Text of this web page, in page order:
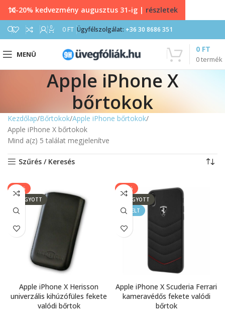
0 0 FT Ügyfélszolgálat: +36 30 8686 351
MENÜ
0termék
0 FT
Apple iPhone X
bőrtokok
Kezdőlap Bőrtokok Apple iPhone bőrtokok
Apple iPhone X bőrtokok
Mind a(z) 5 találat megjelenítve
Szűrés / Keresés
-14%
ELFOGYOTT
Apple iPhone X Herisson
univerzális kihúzófüles fekete
valódi bőrtok
-17%
ELFOGYOTT
KIEMELT
Apple iPhone X Scuderia Ferrari
kameravédős fekete valódi
bőrtok
10-20% kedvezmény augusztus 31-ig | részletek